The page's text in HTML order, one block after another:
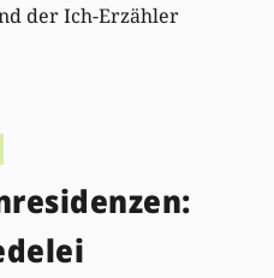
der Ich-Erzähler